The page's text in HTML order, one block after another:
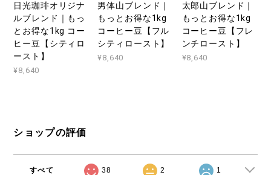
日光珈琲オリジナ
ルブレンド｜もっ
とお得な1kg コー
ヒー豆【シティロ
ースト】
¥8,640
男体山ブレンド｜
もっとお得な1kg
コーヒー豆【フル
シティロースト】
¥8,640
太郎山ブレンド｜
もっとお得な1kg
コーヒー豆【フレ
ンチロースト】
¥8,640
ショップの評価
すべて 38 2 1